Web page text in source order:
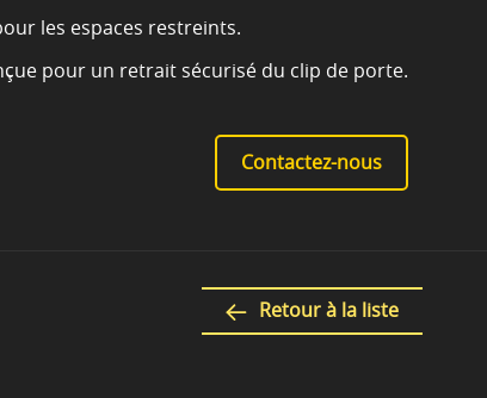
les espaces restreints.
pour un retrait sécurisé du clip de porte.
Contactez-nous
Retour à la liste